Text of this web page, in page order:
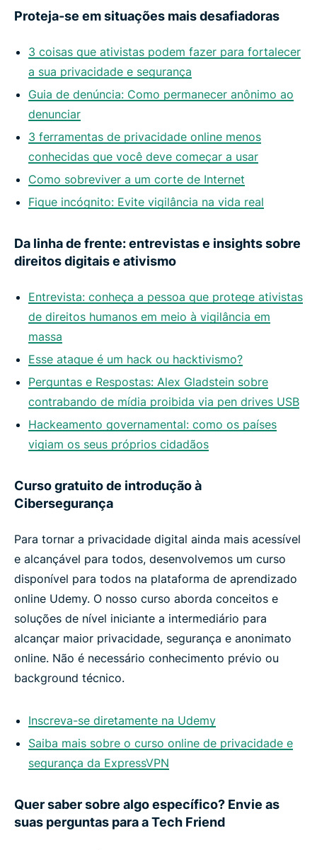
Proteja-se em situações mais desafiadoras
3 coisas que ativistas podem fazer para fortalecer
a sua privacidade e segurança
Guia de denúncia: Como permanecer anônimo ao
denunciar
3 ferramentas de privacidade online menos
conhecidas que você deve começar a usar
Como sobreviver a um corte de Internet
Fique incógnito: Evite vigilância na vida real
Da linha de frente: entrevistas e insights sobre
direitos digitais e ativismo
Entrevista: conheça a pessoa que protege ativistas
de direitos humanos em meio à vigilância em
massa
Esse ataque é um hack ou hacktivismo?
Perguntas e Respostas: Alex Gladstein sobre
contrabando de mídia proibida via pen drives USB
Hackeamento governamental: como os países
vigiam os seus próprios cidadãos
Curso gratuito de introdução à
Cibersegurança
Para tornar a privacidade digital ainda mais acessível
e alcançável para todos, desenvolvemos um curso
disponível para todos na plataforma de aprendizado
online Udemy. O nosso curso aborda conceitos e
soluções de nível iniciante a intermediário para
alcançar maior privacidade, segurança e anonimato
online. Não é necessário conhecimento prévio ou
background técnico.
Inscreva-se diretamente na Udemy
Saiba mais sobre o curso online de privacidade e
segurança da ExpressVPN
Quer saber sobre algo específico? Envie as
suas perguntas para a Tech Friend